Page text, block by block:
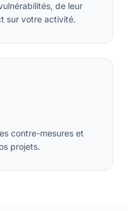
de leur
sur votre activité.
contre-mesures et
projets.